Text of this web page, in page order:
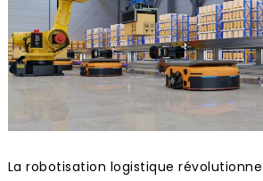
La robotisation logistique